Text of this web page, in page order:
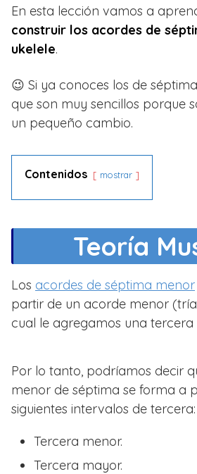
En esta lección vamos a
construir los acordes de
ukelele.
😉 Si ya conoces los de
que son muy sencillos porque
un pequeño cambio.
Contenidos mostrar
Teoría
Los acordes de séptima menor
partir de un acorde menor
cual le agregamos una tercera
Por lo tanto, podríamos decir
menor de séptima se forma a
siguientes intervalos de tercera:
Tercera menor.
Tercera mayor.